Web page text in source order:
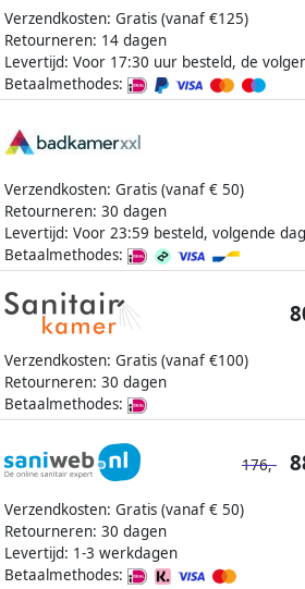
Verzendkosten: Gratis (vanaf €125)
Retourneren: 14 dagen
Levertijd: Voor 17:30 uur besteld, de
Betaalmethodes:
Verzendkosten: Gratis (vanaf € 50)
Retourneren: 30 dagen
Levertijd: Voor 23:59 besteld, volgende
Betaalmethodes:
Verzendkosten: Gratis (vanaf €100)
Retourneren: 30 dagen
Betaalmethodes:
Verzendkosten: Gratis (vanaf € 50)
Retourneren: 30 dagen
Levertijd: 1-3 werkdagen
Betaalmethodes:
176,-